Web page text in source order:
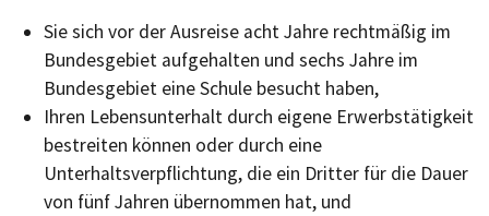
Sie sich vor der Ausreise acht Jahre rechtmäßig im
Bundesgebiet aufgehalten und sechs Jahre im
Bundesgebiet eine Schule besucht haben,
Ihren Lebensunterhalt durch eigene Erwerbstätigkeit
bestreiten können oder durch eine
Unterhaltsverpflichtung, die ein Dritter für die Dauer
von fünf Jahren übernommen hat, und